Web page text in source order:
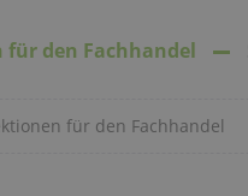
den Fachhandel
für den Fachhandel